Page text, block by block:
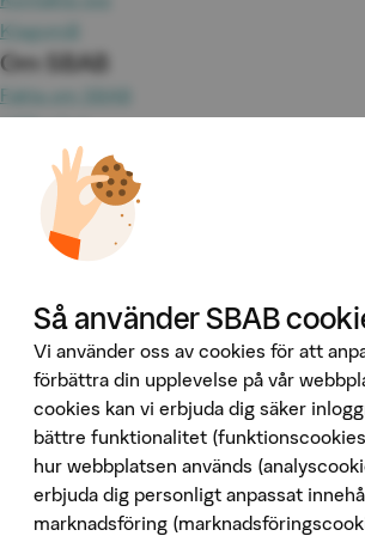
Klagomål
Om SBAB
Fakta om SBAB
Hållbarhet
Jobba hos oss
Investor Relations
Omvärld & analyser
Våra tjänster
Booli
Booli Pro
Hittamäklare
Developer Portal
Följ oss på sociala medier
Så använder SBAB
Vi använder oss av cookies för att
förbättra din upplevelse på vår
cookies kan vi erbjuda dig säker
bättre funktionalitet
hur webbplatsen används
erbjuda dig personligt anpassat
marknadsföring